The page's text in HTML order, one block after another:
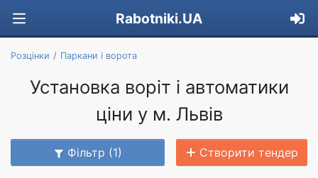
Rabotniki.UA
Розцінки Паркани і ворота
Установка воріт і автоматики
ціни у м. Львів
Фільтр (1) Створити тендер